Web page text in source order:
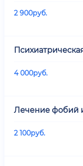
2 900руб.
4 000руб.
Лечение фобий
2 100руб.